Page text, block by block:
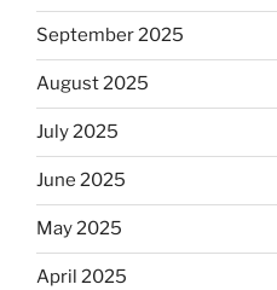
September 2025
August 2025
July 2025
June 2025
May 2025
April 2025